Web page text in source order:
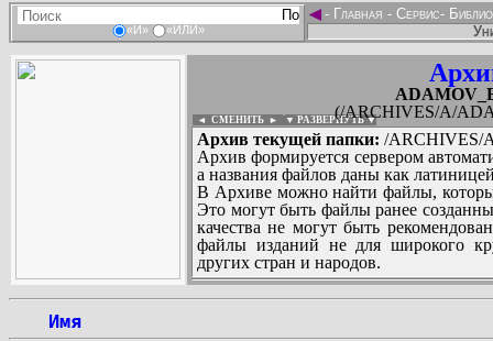
«И» «ИЛИ»
◄- Главная - Сервис-
(/ARCHIVES/A/
◄ СМЕНИТЬ ► ▼ РАЗВЕРНУТЬ ▼
Архив текущей папки: /ARCHIVES/
Архив формируется сервером
а названия файлов даны как
В Архиве можно найти файлы,
Это могут быть файлы ранее
качества не могут быть
файлы изданий не для широкого
других стран и народов.
Имя